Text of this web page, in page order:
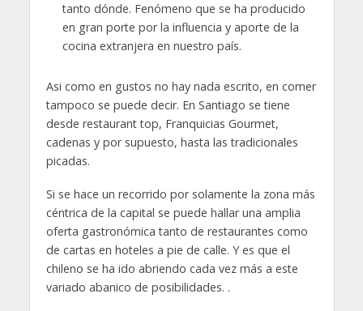
tanto dónde. Fenómeno que se ha producido
en gran porte por la influencia y aporte de la
cocina extranjera en nuestro país.
Asi como en gustos no hay nada escrito, en comer
tampoco se puede decir. En Santiago se tiene
desde restaurant top, Franquicias Gourmet,
cadenas y por supuesto, hasta las tradicionales
picadas.
Si se hace un recorrido por solamente la zona más
céntrica de la capital se puede hallar una amplia
oferta gastronómica tanto de restaurantes como
de cartas en hoteles a pie de calle. Y es que el
chileno se ha ido abriendo cada vez más a este
variado abanico de posibilidades. .